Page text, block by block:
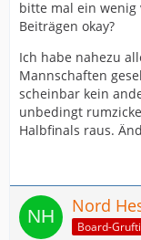
bitte mal ein
Beiträgen okay?
Ich habe nahezu
Mannschaften
scheinbar kein
unbedingt
Halbfinals raus.
Nord
Board-Grufti